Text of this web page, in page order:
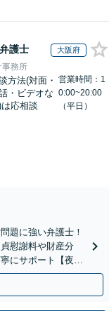
弁護士 大阪府
事務所
方法(対面・
・ビデオな
は応相談
営業時間：1
0:00~20:00
（平日）
題に強い弁護士！
慰謝料や財産分
にサポート【夜